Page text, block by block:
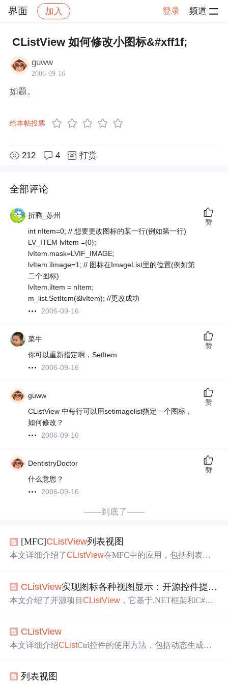
界面 加入 登录 频道
社区 界面 帖子详情
CListView 如何修改小图标&#xff1f;
guww
2006-09-16
如题。
给本帖投票
212 4 打赏
全部评论
折腾_苏州
int nItem=0; // 想要更改图标的某一行(例如第一行)
LV_ITEM lvItem ={0};
lvItem.mask=LVIF_IMAGE;
lvItem.iImage=1; // 图标在ImageList里的位置(例如第
二个图标)
lvItem.iItem = nItem;
m_list.SetItem(&lvItem); //更改成功
2006-09-16
赞
菜牛
你可以重新指定啊，SetItem
2006-09-16
赞
guww
CListView 中每行可以用setimagelist指定一个图标，
如何修改？
2006-09-16
赞
DentistryDoctor
什么意思？
2006-09-16
赞
——到底了——
[MFC]CListView列表视图
本文详细介绍了CListView在MFC中的应用，包括列表视
小图标、列表和报表模式的特性，以及如何添加和编辑项
目，调整列宽，以及在程序运行中动态改变列表视图的样
CListView实现图标各种视图显示：开源控件提升Li
本文介绍了开源项目CListView ，它基于.NET框架和C#语
管理器、图片浏览器等场景。其具有多种视图模式、灵活
图标管理等特点，能提升ListView显示效果和用户体验。
CListView
本文详细介绍CListCtrl控件的使用方法，包括动态生成、
列表视图